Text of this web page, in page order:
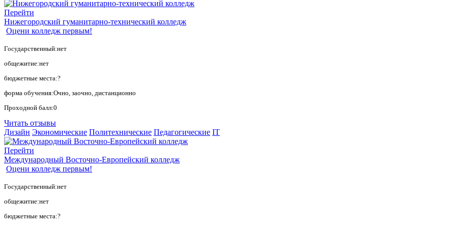
Перейти
Нижегородский гуманитарно-технический колледж
Оцени колледж первым!
Государственный:нет
общежитие:нет
бюджетные места:?
форма обучения:Очно, заочно, дистанционно
Проходной балл:0
Читать отзывы
Дизайн Экономические Политехнические Педагогические IT
Перейти
Международный Восточно-Европейский колледж
Оцени колледж первым!
Государственный:нет
общежитие:нет
бюджетные места:?